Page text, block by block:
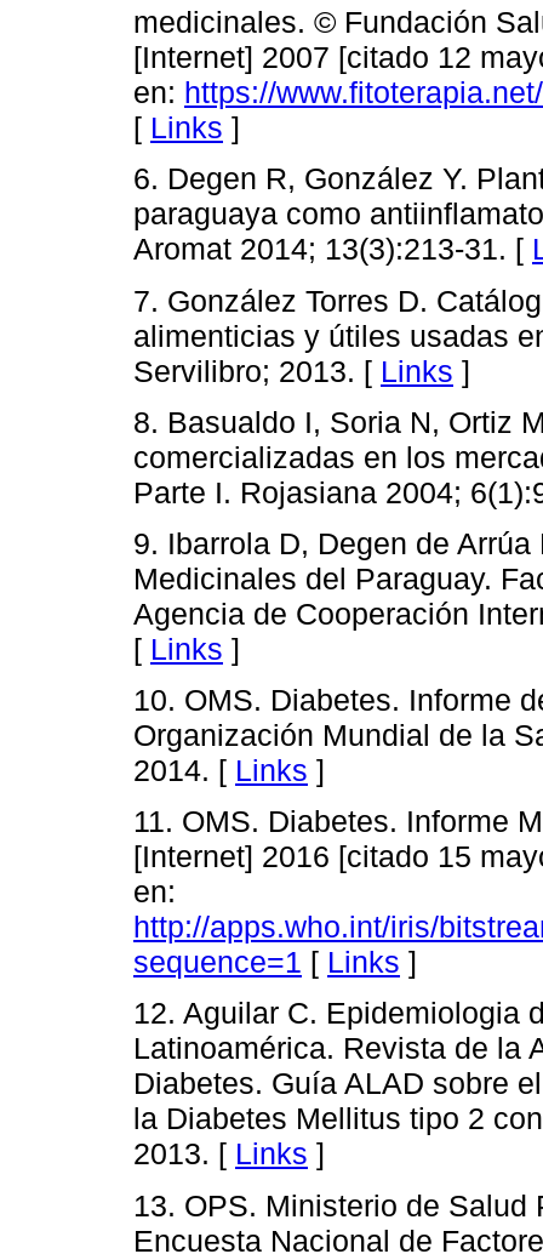
medicinales. © Fundación
[Internet] 2007 [citado 12
en: https://
[ Links ]
6. Degen R, González Y.
paraguaya como
Aromat 2014; 13(3):213-31. [
7. González Torres D.
alimenticias y útiles usadas
Servilibro; 2013. [ Links ]
8. Basualdo I, Soria N, Ortiz
comercializadas en los
Parte I. Rojasiana 2004;
9. Ibarrola D, Degen de
Medicinales del Paraguay.
Agencia de Cooperación
[ Links ]
10. OMS. Diabetes. Informe
Organización Mundial de la
2014. [ Links ]
11. OMS. Diabetes. Informe
[Internet] 2016 [citado 15
en:
http://apps.who.int/iris/
sequence=1 [ Links ]
12. Aguilar C. Epidemiologia
Latinoamérica. Revista de la
Diabetes. Guía ALAD sobre
la Diabetes Mellitus tipo 2
2013. [ Links ]
13. OPS. Ministerio de
Encuesta Nacional de